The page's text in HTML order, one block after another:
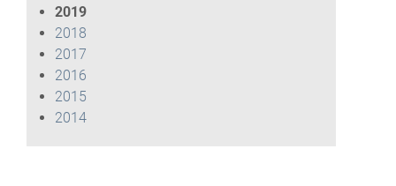
2019
2018
2017
2016
2015
2014